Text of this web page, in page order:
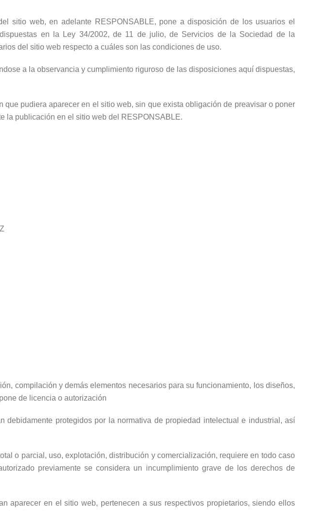
sitio web, en adelante RESPONSABLE, pone a disposición de los usuarios el
en la Ley 34/2002, de 11 de julio, de Servicios de la Sociedad de la
del sitio web respecto a cuáles son las condiciones de uso.
a la observancia y cumplimiento riguroso de las disposiciones aquí dispuestas,
pudiera aparecer en el sitio web, sin que exista obligación de preavisar o poner
la publicación en el sitio web del RESPONSABLE.
compilación y demás elementos necesarios para su funcionamiento, los diseños,
de licencia o autorización
protegidos por la normativa de propiedad intelectual e industrial, así
o parcial, uso, explotación, distribución y comercialización, requiere en todo caso
previamente se considera un incumplimiento grave de los derechos de
aparecer en el sitio web, pertenecen a sus respectivos propietarios, siendo ellos